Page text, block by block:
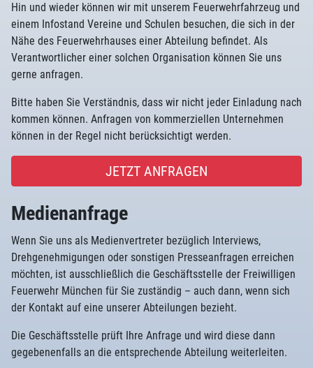
Hin und wieder können wir mit unserem Feuerwehrfahrzeug und
einem Infostand Vereine und Schulen besuchen, die sich in der
Nähe des Feuerwehrhauses einer Abteilung befindet. Als
Verantwortlicher einer solchen Organisation können Sie uns
gerne anfragen.
Bitte haben Sie Verständnis, dass wir nicht jeder Einladung nach
kommen können. Anfragen von kommerziellen Unternehmen
können in der Regel nicht berücksichtigt werden.
JETZT ANFRAGEN
Medienanfrage
Wenn Sie uns als Medienvertreter bezüglich Interviews,
Drehgenehmigungen oder sonstigen Presseanfragen erreichen
möchten, ist ausschließlich die Geschäftsstelle der Freiwilligen
Feuerwehr München für Sie zuständig – auch dann, wenn sich
der Kontakt auf eine unserer Abteilungen bezieht.
Die Geschäftsstelle prüft Ihre Anfrage und wird diese dann
gegebenenfalls an die entsprechende Abteilung weiterleiten.